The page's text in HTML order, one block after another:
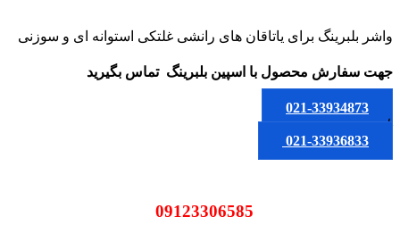
واشر بلبرینگ برای یاتاقان های رانشی غلتکی استوانه ای و سوزنی
جهت سفارش محصول با اسپین بلبرینگ تماس بگیرید
021-33934873
یا
021-33936833